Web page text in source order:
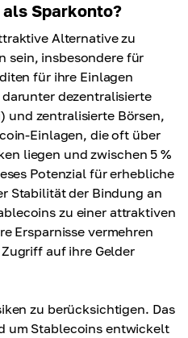
Sparkonto?
Alternative zu
sein, insbesondere für
für ihre Einlagen
dezentralisierte
und zentralisierte Börsen,
Einlagen, die oft über
liegen und zwischen 5 %
Potenzial für erhebliche
Stabilität der Bindung an
zu einer attraktiven
Ersparnisse vermehren
auf ihre Gelder
zu berücksichtigen. Das
um Stablecoins entwickelt